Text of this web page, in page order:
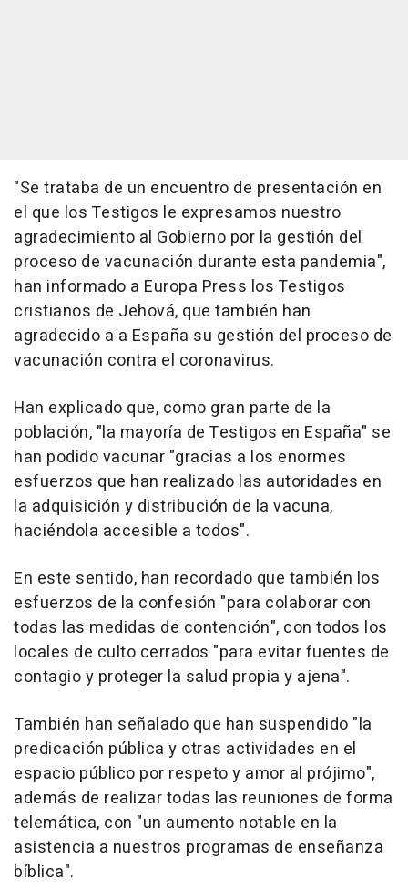
"Se trataba de un encuentro de presentación en
el que los Testigos le expresamos nuestro
agradecimiento al Gobierno por la gestión del
proceso de vacunación durante esta pandemia",
han informado a Europa Press los Testigos
cristianos de Jehová, que también han
agradecido a a España su gestión del proceso de
vacunación contra el coronavirus.
Han explicado que, como gran parte de la
población, "la mayoría de Testigos en España" se
han podido vacunar "gracias a los enormes
esfuerzos que han realizado las autoridades en
la adquisición y distribución de la vacuna,
haciéndola accesible a todos".
En este sentido, han recordado que también los
esfuerzos de la confesión "para colaborar con
todas las medidas de contención", con todos los
locales de culto cerrados "para evitar fuentes de
contagio y proteger la salud propia y ajena".
También han señalado que han suspendido "la
predicación pública y otras actividades en el
espacio público por respeto y amor al prójimo",
además de realizar todas las reuniones de forma
telemática, con "un aumento notable en la
asistencia a nuestros programas de enseñanza
bíblica".